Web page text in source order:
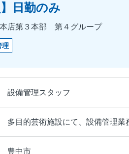
日勤のみ
店第３本部 第４グループ
理
設備管理スタッフ
多目的芸術施設にて、設備管理業
豊中市